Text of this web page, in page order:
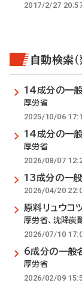
2017/2/27
自動検索
14成分の一
厚労省
2025/10/06
14成分の一
厚労省
2026/08/07
13成分の一
2026/04/20
原料リュウコ
厚労省、沈降炭
2026/07/10
6成分の一般
厚労省
2026/02/09